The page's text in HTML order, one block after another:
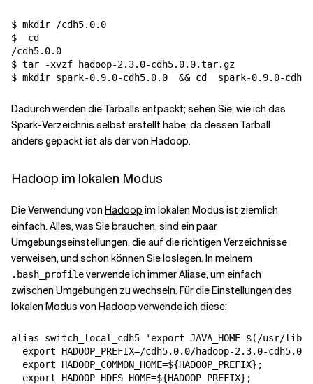
$ mkdir /cdh5.0.0
$ cd
/cdh5.0.0
$ tar -xvzf hadoop-2.3.0-cdh5.0.0.tar.gz
$ mkdir spark-0.9.0-cdh5.0.0 && cd
spark-0.9.0-
Dadurch werden die Tarballs entpackt; sehen Sie, wie ich das
Spark-Verzeichnis selbst erstellt habe, da dessen Tarball
anders gepackt ist als der von Hadoop.
Hadoop im lokalen Modus
Die Verwendung von Hadoop im lokalen Modus ist ziemlich
einfach. Alles, was Sie brauchen, sind ein paar
Umgebungseinstellungen, die auf die richtigen Verzeichnisse
verweisen, und schon können Sie loslegen. In meinem
.bash_profileverwende ich immer Aliase, um einfach
zwischen Umgebungen zu wechseln. Für die Einstellungen des
lokalen Modus von Hadoop verwende ich diese:
alias switch_local_cdh5='export JAVA_HOME=$(/usr/
export HADOOP_PREFIX=/cdh5.0.0/hadoop-2.3.0-
  export HADOOP_COMMON_HOME=${HADOOP_PREFIX};
  export HADOOP_HDFS_HOME=${HADOOP_PREFIX};